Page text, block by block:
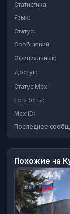
Статистика:
Язык:
Статус:
Сообщений:
Официальный:
Доступ:
Статус Max:
Есть боты:
Max ID:
Последнее
Похожие на